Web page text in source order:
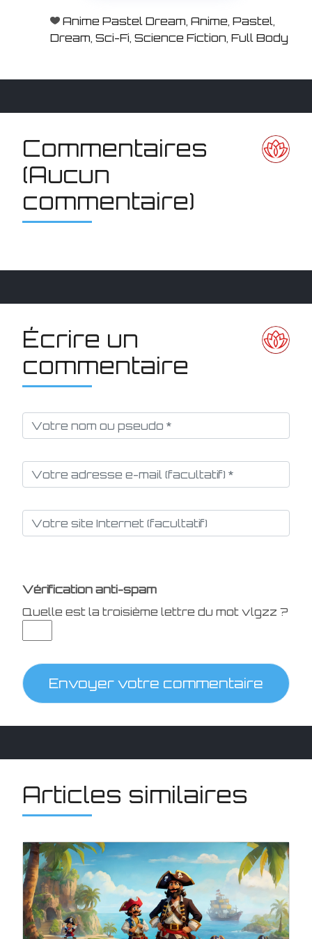
Anime Pastel Dream Anime Pastel
Dream Sci-Fi Science Fiction Full Body
Commentaires
(Aucun
commentaire)
Écrire un
commentaire
Vérification anti-spam
Quelle est la troisième lettre du mot vlgzz ?
Envoyer votre commentaire
Articles similaires